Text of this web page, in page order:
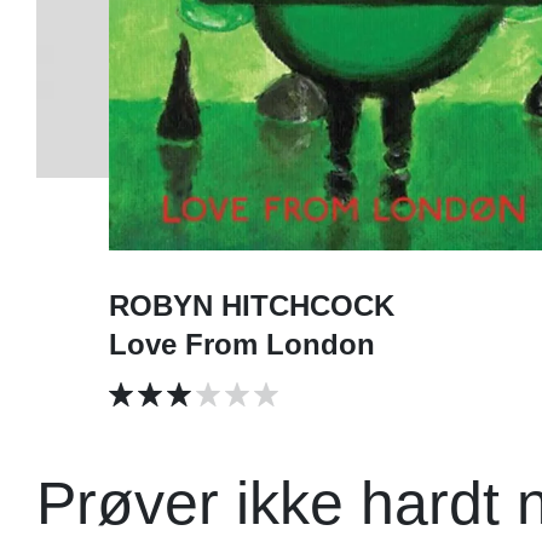
ROBYN HITCHCOCK
Love From London
Prøver ikke hardt